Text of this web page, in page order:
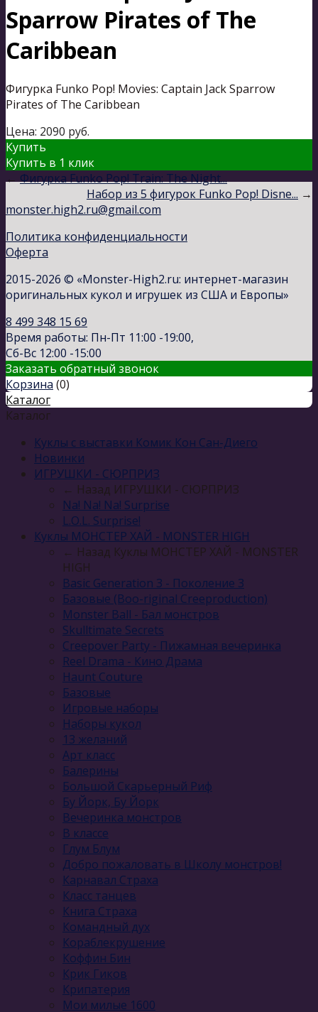
Sparrow Pirates of The
Caribbean
Фигурка Funko Pop! Movies: Captain Jack Sparrow
Pirates of The Caribbean
Цена: 2090 руб.
Купить
Купить в 1 клик
←Фигурка Funko Pop! Train: The Night...
Набор из 5 фигурок Funko Pop! Disne... →
monster.high2.ru@gmail.com
Политика конфиденциальности
Оферта
2015-2026 © «Monster-High2.ru: интернет-магазин
оригинальных кукол и игрушек из США и Европы»
8 499 348 15 69
Время работы: Пн-Пт 11:00 -19:00,
Сб-Вс 12:00 -15:00
Заказать обратный звонок
Корзина (0)
Каталог
Каталог
Куклы с выставки Комик Кон Сан-Диего
Новинки
ИГРУШКИ - СЮРПРИЗ
← Назад ИГРУШКИ - СЮРПРИЗ
Na! Na! Na! Surprise
L.O.L. Surprise!
Куклы МОНСТЕР ХАЙ - MONSTER HIGH
← Назад Куклы МОНСТЕР ХАЙ - MONSTER
HIGH
Basic Generation 3 - Поколение 3
Базовые (Boo-riginal Creeproduction)
Monster Ball - Бал монстров
Skulltimate Secrets
Creepover Party - Пижамная вечеринка
Reel Drama - Кино Драма
Haunt Couture
Базовые
Игровые наборы
Наборы кукол
13 желаний
Арт класс
Балерины
Большой Скарьерный Риф
Бу Йорк, Бу Йорк
Вечеринка монстров
В классе
Глум Блум
Добро пожаловать в Школу монстров!
Карнавал Cтраха
Класс танцев
Книга Страха
Командный дух
Кораблекрушение
Коффин Бин
Крик Гиков
Крипатерия
Мои милые 1600